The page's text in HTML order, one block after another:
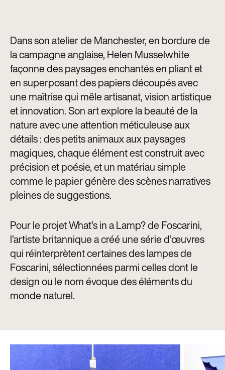
Dans son atelier de Manchester, en bordure de
la campagne anglaise, Helen Musselwhite
façonne des paysages enchantés en pliant et
en superposant des papiers découpés avec
une maîtrise qui mêle artisanat, vision artistique
et innovation. Son art explore la beauté de la
nature avec une attention méticuleuse aux
détails : des petits animaux aux paysages
magiques, chaque élément est construit avec
précision et poésie, et un matériau simple
comme le papier génère des scènes narratives
pleines de suggestions.
Pour le projet What’s in a Lamp? de Foscarini,
l’artiste britannique a créé une série d’œuvres
qui réinterprètent certaines des lampes de
Foscarini, sélectionnées parmi celles dont le
design ou le nom évoque des éléments du
monde naturel.